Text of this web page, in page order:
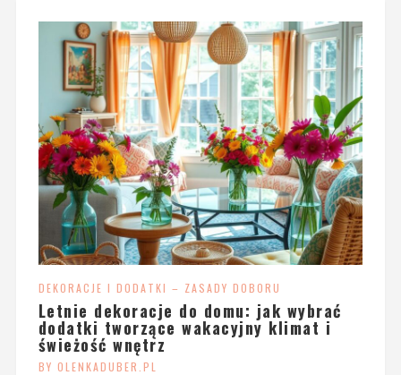
DEKORACJE I DODATKI – ZASADY DOBORU
Letnie dekoracje do domu: jak wybrać
dodatki tworzące wakacyjny klimat i
świeżość wnętrz
BY OLENKADUBER.PL